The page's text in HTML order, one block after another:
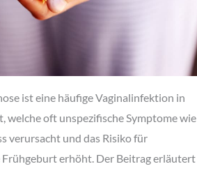
ist eine häufige Vaginalinfektion in
welche oft unspezifische Symptome wie
verursacht und das Risiko für
erhöht. Der Beitrag erläutert